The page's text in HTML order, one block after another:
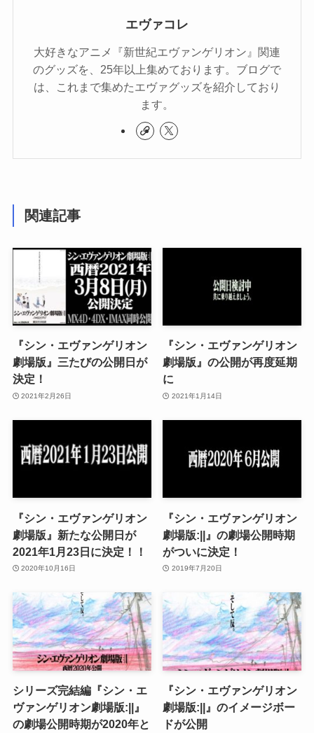
エヴァコレ
大好きなアニメ『新世紀エヴァンゲリオン』関連
のグッズを、25年以上集めております。ブログで
は、これまで集めたエヴァグッズを紹介しており
ます。
関連記事
『シン・エヴァンゲリオン
劇場版』三たびの公開日が
決定！
2021年2月26日
『シン・エヴァンゲリオン
劇場版』の公開が再度延期
に
2021年1月14日
『シン・エヴァンゲリオン
劇場版』新たな公開日が
2021年1月23日に決定！！
2020年10月16日
『シン・エヴァンゲリオン
劇場版:||』の劇場公開時期
がついに決定！
2019年7月20日
シリーズ完結編『シン・エ
ヴァンゲリオン劇場版:||』
の劇場公開時期が2020年と
『シン・エヴァンゲリオン
劇場版:||』のイメージボー
ドが公開